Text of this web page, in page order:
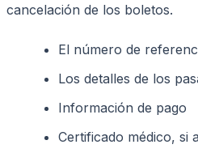
cancelación de los boletos.
El número de
Los detalles de los
Información de pago
Certificado médico, si